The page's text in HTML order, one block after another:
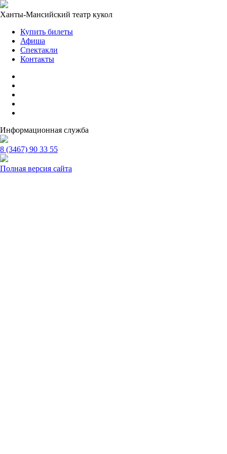
Ханты-Мансийский театр кукол
Купить билеты
Афиша
Спектакли
Контакты
Информационная служба
8 (3467) 90 33 55
Полная версия сайта